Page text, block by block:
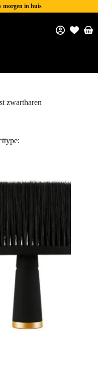
morgen in huis
zwartharen